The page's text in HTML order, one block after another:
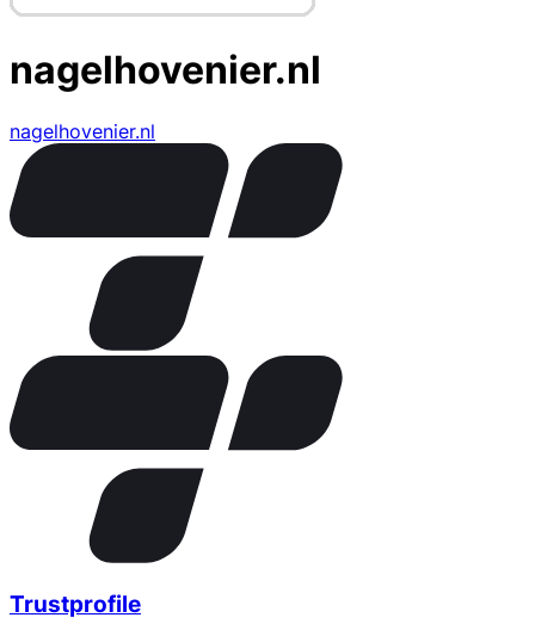
nagelhovenier.nl
nagelhovenier.nl
Trustprofile